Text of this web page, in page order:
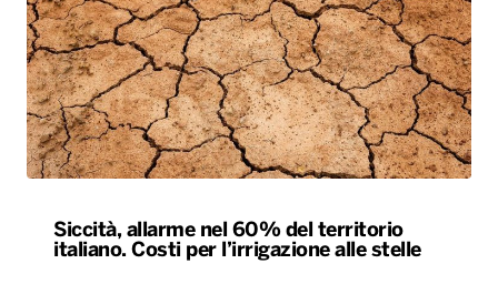
Siccità, allarme nel 60% del territorio
italiano. Costi per l’irrigazione alle stelle